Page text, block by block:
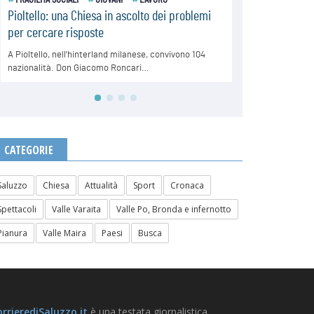
CATEGORIE
Chiesa Attualità Sport
Cronaca
Valle Varaita
Valle Po, Bronda e infernotto
Valle Maira Paesi Busca